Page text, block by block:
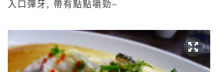
入口彈牙, 帶有點點嚼勁~